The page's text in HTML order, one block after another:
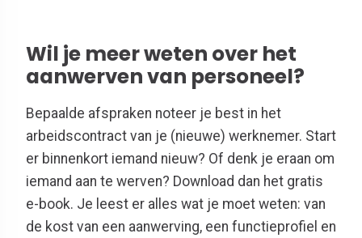
Wil je meer weten over het
aanwerven van personeel?
Bepaalde afspraken noteer je best in het
arbeidscontract van je (nieuwe) werknemer. Start
er binnenkort iemand nieuw? Of denk je eraan om
iemand aan te werven? Download dan het gratis
e-book. Je leest er alles wat je moet weten: van
de kost van een aanwerving, een functieprofiel en